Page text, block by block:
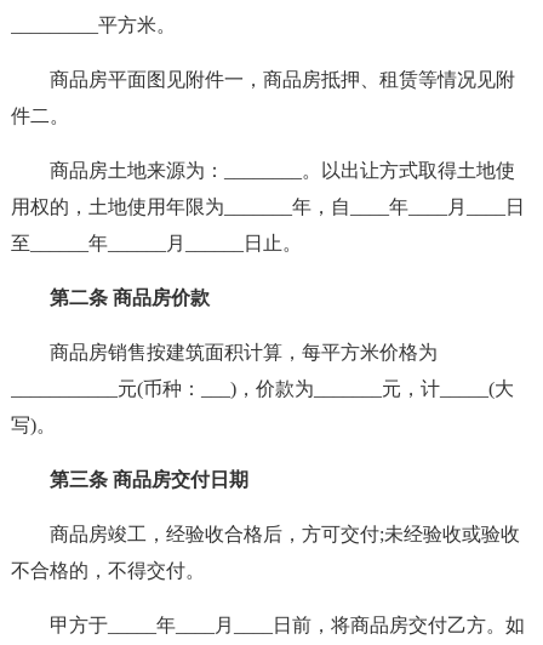
_________平方米。
商品房平面图见附件一，商品房抵押、租赁等情况见附
件二。
商品房土地来源为：________。以出让方式取得土地使
用权的，土地使用年限为_______年，自____年____月____日
至______年______月______日止。
第二条 商品房价款
商品房销售按建筑面积计算，每平方米价格为
___________元(币种：___)，价款为_______元，计_____(大
写)。
第三条 商品房交付日期
商品房竣工，经验收合格后，方可交付;未经验收或验收
不合格的，不得交付。
甲方于_____年____月____日前，将商品房交付乙方。如